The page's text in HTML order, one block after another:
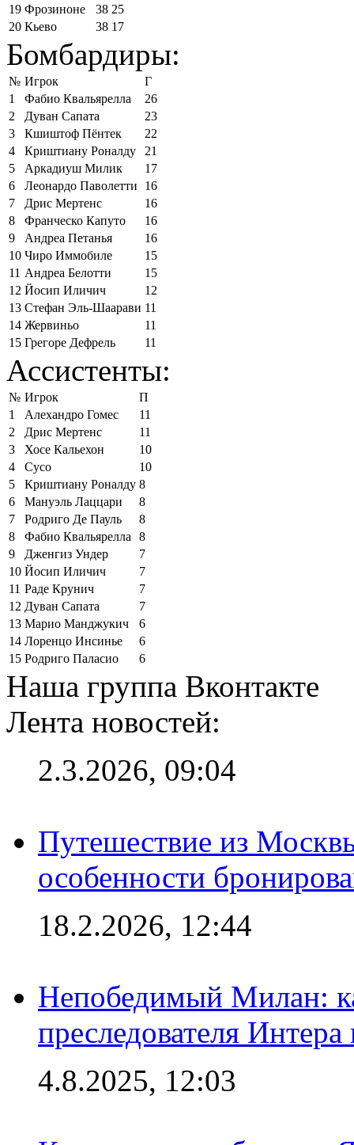
19 Фрозиноне 38 25
20 Кьево 38 17
Бомбардиры:
№ Игрок
Г
1
Фабио Квальярелла
26
2
Дуван Сапата
23
3
Кшиштоф Пёнтек
22
4
Криштиану Роналду
21
5
Аркадиуш Милик
17
6
Леонардо Паволетти
16
7
Дрис Мертенс
16
8
Франческо Капуто
16
9
Андреа Петанья
16
10 Чиро Иммобиле
15
11 Андреа Белотти
15
12 Йосип Иличич
12
13 Стефан Эль-Шаарави 11
14 Жервиньо
11
15 Грегоре Дефрель 11
Ассистенты:
№ Игрок
П
1
Алехандро Гомес
11
2
Дрис Мертенс
11
3
Хосе Кальехон
10
4
Сусо
10
5
Криштиану Роналду 8
6
Мануэль Лаццари
8
7
Родриго Де Пауль
8
8
Фабио Квальярелла
8
9
Дженгиз Ундер
7
10 Йосип Иличич
7
11 Раде Крунич
7
12 Дуван Сапата
7
13 Марио Манджукич
6
14 Лоренцо Инсинье
6
15 Родриго Паласио 6
Наша группа Вконтакте
Лента новостей:
2.3.2026, 09:04
Путешествие из
особенности
18.2.2026, 12:44
Непобедимый Милан:
преследователя
4.8.2025, 12:03